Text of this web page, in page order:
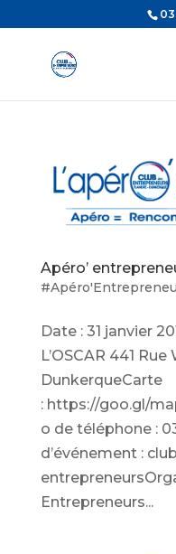
Apéro’
Date : 31 janvier
L’OSCAR 441
DunkerqueCarte
: https://goo.gl/
o de téléphone :
d’événement :
Entrepreneurs...